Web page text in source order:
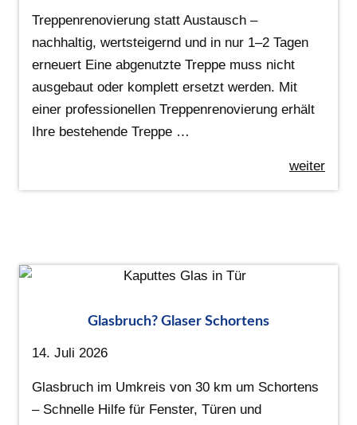
Treppenrenovierung statt Austausch –
nachhaltig, wertsteigernd und in nur 1–2 Tagen
erneuert Eine abgenutzte Treppe muss nicht
ausgebaut oder komplett ersetzt werden. Mit
einer professionellen Treppenrenovierung erhält
Ihre bestehende Treppe …
weiter
Glasbruch? Glaser Schortens
14. Juli 2026
Glasbruch im Umkreis von 30 km um Schortens
– Schnelle Hilfe für Fenster, Türen und